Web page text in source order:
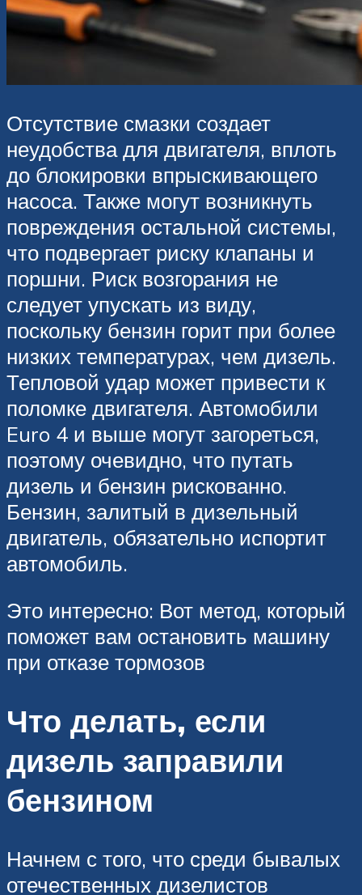
Отсутствие смазки создает
неудобства для двигателя, вплоть
до блокировки впрыскивающего
насоса. Также могут возникнуть
повреждения остальной системы,
что подвергает риску клапаны и
поршни. Риск возгорания не
следует упускать из виду,
поскольку бензин горит при более
низких температурах, чем дизель.
Тепловой удар может привести к
поломке двигателя. Автомобили
Euro 4 и выше могут загореться,
поэтому очевидно, что путать
дизель и бензин рискованно.
Бензин, залитый в дизельный
двигатель, обязательно испортит
автомобиль.
Это интересно: Вот метод, который
поможет вам остановить машину
при отказе тормозов
Что делать, если
дизель заправили
бензином
Начнем с того, что среди бывалых
отечественных дизелистов